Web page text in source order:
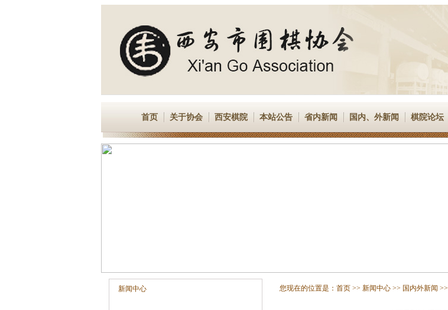
首页 关于协会 西安棋院 本站公告 省内新闻 国内、外新闻 棋院论坛
新闻中心 您现在的位置是： 首页 >> 新闻中心 >> 国内外新闻 >>